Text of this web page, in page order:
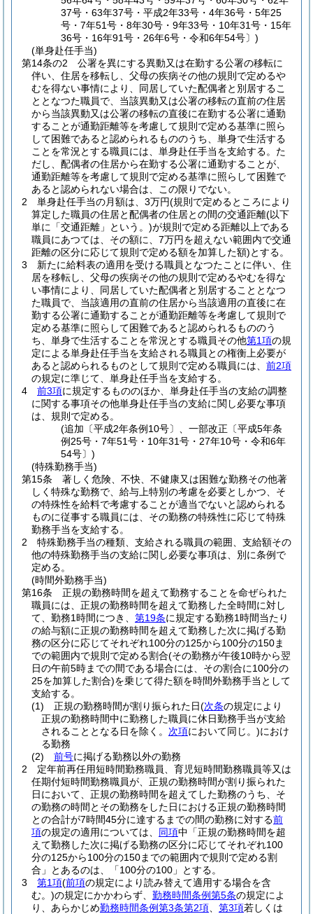
37号・63年37号・平成2年33号・4年36号・5年25
号・7年51号・8年30号・9年33号・10年31号・15年
36号・16年91号・26年6号・令和6年54号〕)
(単身赴任手当)
第14条の2
公署を異にする異動又は在勤する公署の移転に
伴い、住居を移転し、父母の疾病その他の規則で定めるや
むを得ない事情により、同居していた配偶者と別居するこ
ととなつた職員で、当該異動又は公署の移転の直前の住居
から当該異動又は公署の移転の直後に在勤する公署に通勤
することが通勤距離等を考慮して規則で定める基準に照ら
して困難であると認められるもののうち、単身で生活する
ことを常況とする職員には、単身赴任手当を支給する。 た
だし、配偶者の住居から在勤する公署に通勤することが、
通勤距離等を考慮して規則で定める基準に照らして困難で
あると認められない場合は、この限りでない。
2
単身赴任手当の月額は、3万円(規則で定めるところにより
算定した職員の住居と配偶者の住居との間の交通距離(以下
単に「交通距離」という。)が規則で定める距離以上である
職員にあつては、その額に、7万円を超えない範囲内で交通
距離の区分に応じて規則で定める額を加算した額)とする。
3
新たに給料表の適用を受ける職員となつたことに伴い、住
居を移転し、父母の疾病その他の規則で定めるやむを得な
い事情により、同居していた配偶者と別居することとなつ
た職員で、当該適用の直前の住居から当該適用の直後に在
勤する公署に通勤することが通勤距離等を考慮して規則で
定める基準に照らして困難であると認められるもののう
ち、単身で生活することを常況とする職員その他第1項の規
定による単身赴任手当を支給される職員との権衡上必要が
あると認められるものとして規則で定める職員には、 前2項
の規定に準じて、単身赴任手当を支給する。
4
前3項に規定するもののほか、単身赴任手当の支給の調整
に関する事項その他単身赴任手当の支給に関し必要な事項
は、規則で定める。
(追加〔平成2年条例10号〕、一部改正〔平成5年条
例25号・7年51号・10年31号・27年10号・令和6年
54号〕)
(特殊勤務手当)
第15条
著しく危険、不快、不健康又は困難な勤務その他著
しく特殊な勤務で、給与上特別の考慮を必要としかつ、そ
の特殊性を給料で考慮することが適当でないと認められる
ものに従事する職員には、その勤務の特殊性に応じて特殊
勤務手当を支給する。
2
特殊勤務手当の種類、支給される職員の範囲、支給額その
他の特殊勤務手当の支給に関し必要な事項は、別に条例で
定める。
(時間外勤務手当)
第16条
正規の勤務時間を超えて勤務することを命ぜられた
職員には、正規の勤務時間を超えて勤務した全時間に対し
て、勤務1時間につき、 第19条に規定する勤務1時間当たり
の給与額に正規の勤務時間を超えて勤務した次に掲げる勤
務の区分に応じてそれぞれ100分の125から100分の150ま
での範囲内で規則で定める割合(その勤務が午後10時から翌
日の午前5時までの間である場合には、その割合に100分の
25を加算した割合)を乗じて得た額を時間外勤務手当として
支給する。
(1)
正規の勤務時間が割り振られた日(次条の規定により
正規の勤務時間中に勤務した職員に休日勤務手当が支給
されることとなる日を除く。 次項において同じ。)におけ
る勤務
(2)
前号に掲げる勤務以外の勤務
2
定年前再任用短時間勤務職員、育児短時間勤務職員等又は
任期付短時間勤務職員が、正規の勤務時間が割り振られた
日において、正規の勤務時間を超えてした勤務のうち、そ
の勤務の時間とその勤務をした日における正規の勤務時間
との合計が7時間45分に達するまでの間の勤務に対する前
項の規定の適用については、 同項中「正規の勤務時間を超
えて勤務した次に掲げる勤務の区分に応じてそれぞれ100
分の125から100分の150までの範囲内で規則で定める割
合」とあるのは、「100分の100」とする。
3
第1項(前項の規定により読み替えて適用する場合を含
む。)の規定にかかわらず、 勤務時間条例第5条の規定によ
り、あらかじめ勤務時間条例第3条第2項 第3項若しくは